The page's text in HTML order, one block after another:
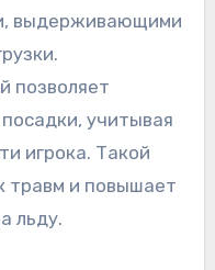
выдерживающими
позволяет
учитывая
игрока. Такой
травм и повышает
льду.